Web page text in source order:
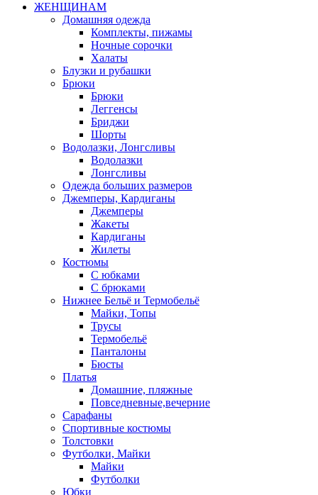
ЖЕНЩИНАМ
Домашняя одежда
Комплекты, пижамы
Ночные сорочки
Халаты
Блузки и рубашки
Брюки
Брюки
Леггенсы
Бриджи
Шорты
Водолазки, Лонгсливы
Водолазки
Лонгсливы
Одежда больших размеров
Джемперы, Кардиганы
Джемперы
Жакеты
Кардиганы
Жилеты
Костюмы
С юбками
С брюками
Нижнее Бельё и Термобельё
Майки, Топы
Трусы
Термобельё
Панталоны
Бюсты
Платья
Домашние, пляжные
Повседневные,вечерние
Сарафаны
Спортивные костюмы
Толстовки
Футболки, Майки
Майки
Футболки
Юбки